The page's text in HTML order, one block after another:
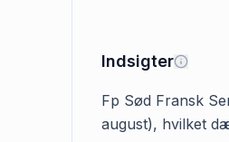
Indsigter
Fp Sød Fransk
august), hvilket